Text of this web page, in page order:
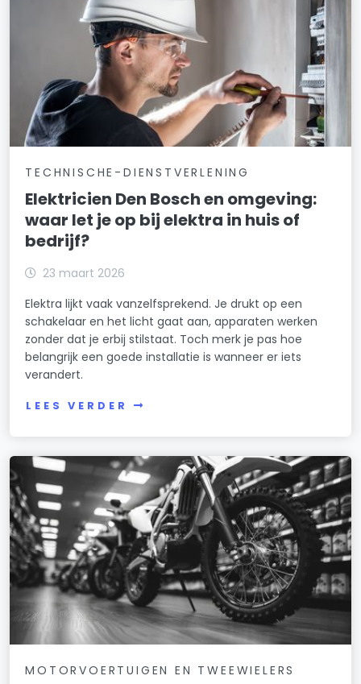
TECHNISCHE-DIENSTVERLENING
Elektricien Den Bosch en omgeving:
waar let je op bij elektra in huis of
bedrijf?
23 maart 2026
Elektra lijkt vaak vanzelfsprekend. Je drukt op een
schakelaar en het licht gaat aan, apparaten werken
zonder dat je erbij stilstaat. Toch merk je pas hoe
belangrijk een goede installatie is wanneer er iets
verandert.
LEES VERDER
MOTORVOERTUIGEN EN TWEEWIELERS